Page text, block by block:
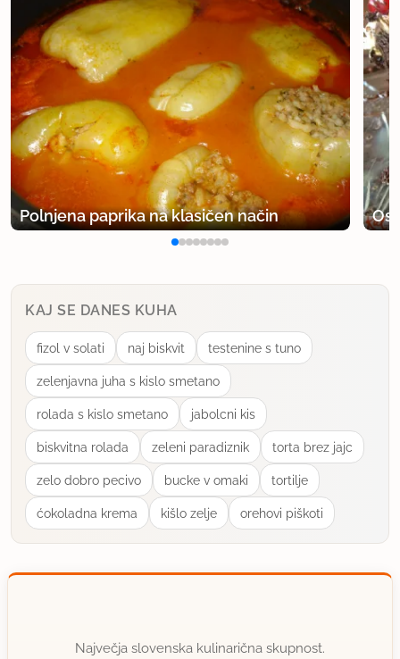
Polnjena paprika na klasičen način
KAJ SE DANES KUHA
fizol v solati naj biskvit testenine s tuno
zelenjavna juha s kislo smetano
rolada s kislo smetano jabolcni kis
biskvitna rolada zeleni paradiznik torta brez jajc
zelo dobro pecivo bucke v omaki tortilje
ćokoladna krema kišlo zelje orehovi piškoti
Največja slovenska kulinarična skupnost.